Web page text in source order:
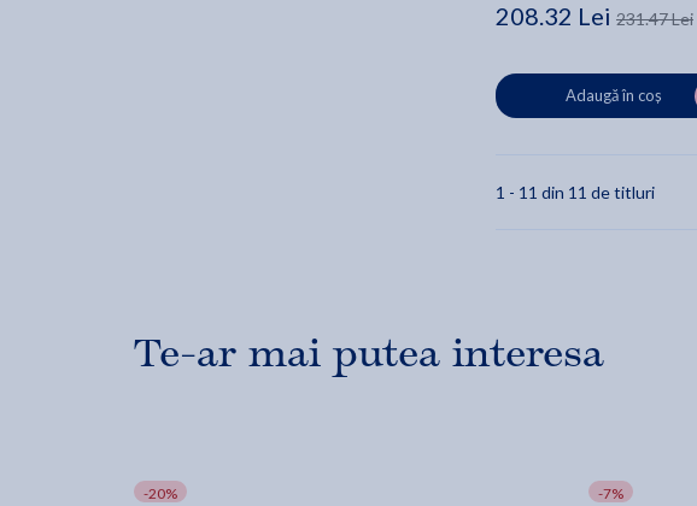
208.32 Lei 231.47 Lei
Adaugă în coș
1 - 11 din 11 de titluri
Te-ar mai putea interesa
-20% -7%